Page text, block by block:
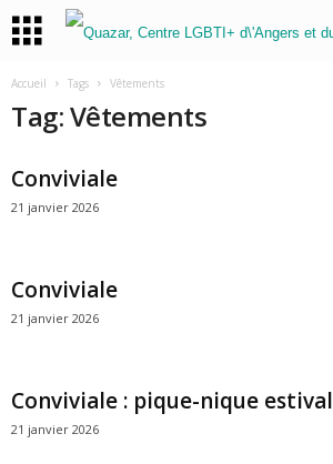
Accueil Tags Vêtements
Tag: Vêtements
Conviviale
21 janvier 2026
Conviviale
21 janvier 2026
Conviviale : pique-nique estival
21 janvier 2026